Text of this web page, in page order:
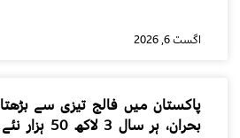
اگست 6, 2026
پاکستان میں فالج تیزی سے بڑھتا
بحران، ہر سال 3 لاکھ 50 ہزار نئے